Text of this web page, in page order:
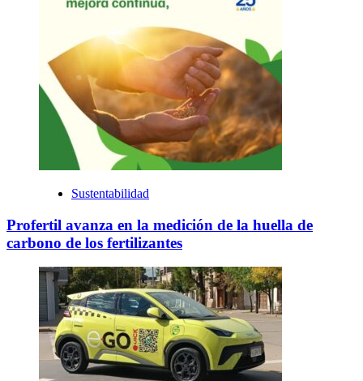
Sustentabilidad
Profertil avanza en la medición de la huella de
carbono de los fertilizantes